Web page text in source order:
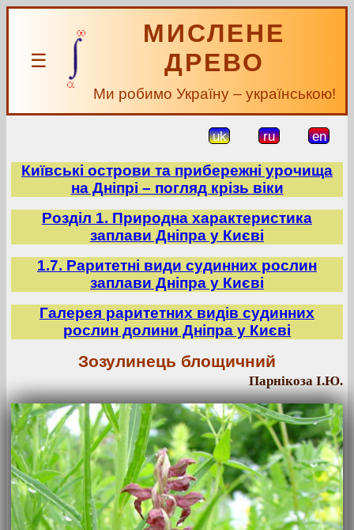
☰
МИСЛЕНЕ
ДРЕВО
Ми робимо Україну – українською!
uk ru en
Київські острови та прибережні урочища
на Дніпрі – погляд крізь віки
Розділ 1. Природна характеристика
заплави Дніпра у Києві
1.7. Раритетні види судинних рослин
заплави Дніпра у Києві
Галерея раритетних видів судинних
рослин долини Дніпра у Києві
Зозулинець блощичний
Парнікоза І.Ю.